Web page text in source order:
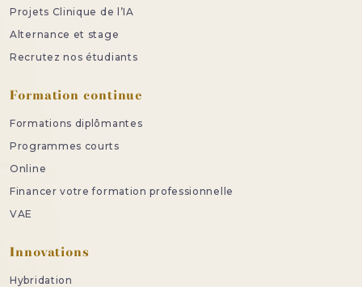
Projets Clinique de l’IA
Alternance et stage
Recrutez nos étudiants
Formation continue
Formations diplômantes
Programmes courts
Online
Financer votre formation professionnelle
VAE
Innovations
Hybridation